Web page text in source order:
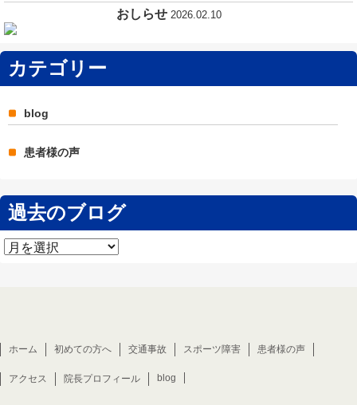
おしらせ 2026.02.10
カテゴリー
blog
患者様の声
過去のブログ
過
ホーム 初めての方へ 交通事故 スポーツ障害 患者様の声
アクセス 院長プロフィール blog